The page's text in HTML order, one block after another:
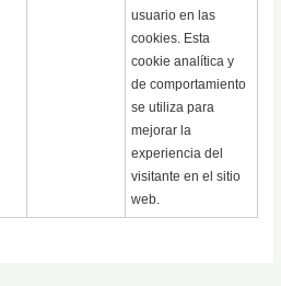
usuario en las
cookies. Esta
cookie analítica y
de comportamiento
se utiliza para
mejorar la
experiencia del
visitante en el sitio
web.